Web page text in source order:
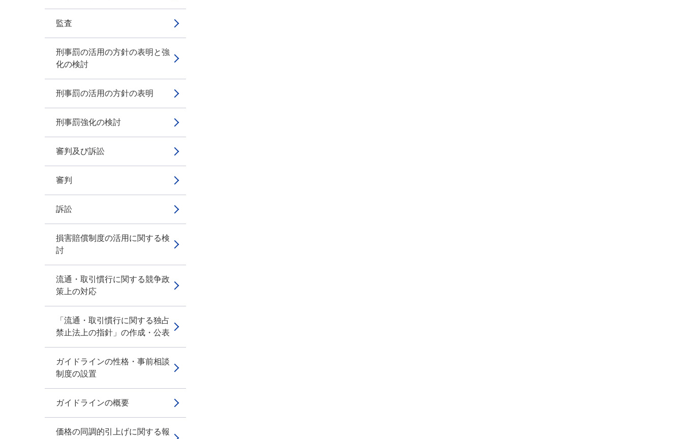
監査
刑事罰の活用の方針の表明と強
化の検討
刑事罰の活用の方針の表明
刑事罰強化の検討
審判及び訴訟
審判
訴訟
損害賠償制度の活用に関する検
討
流通・取引慣行に関する競争政
策上の対応
「流通・取引慣行に関する独占
禁止法上の指針」の作成・公表
ガイドラインの性格・事前相談
制度の設置
ガイドラインの概要
価格の同調的引上げに関する報